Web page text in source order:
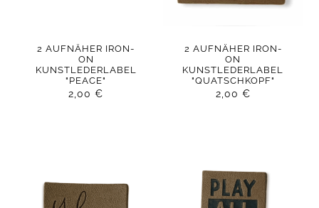
2 AUFNÄHER IRON-
ON
KUNSTLEDERLABEL
"PEACE"
2,00€
2 AUFNÄHER IRON-
ON
KUNSTLEDERLABEL
"QUATSCHKOPF"
2,00 €